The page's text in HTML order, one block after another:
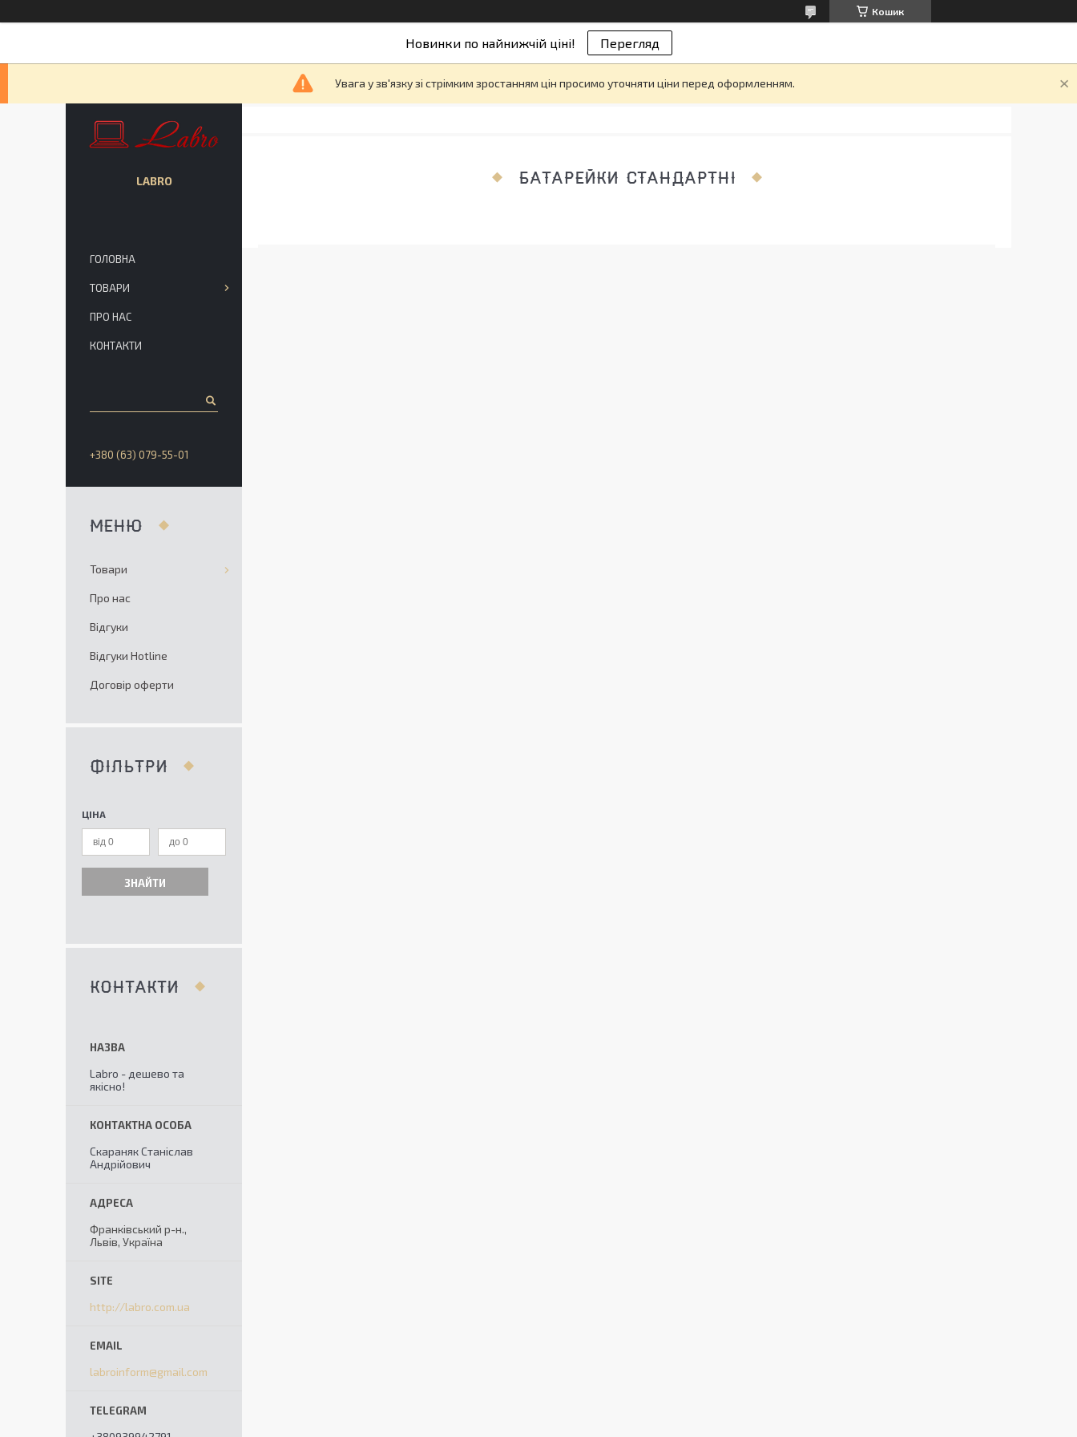
Кошик
Новинки по найнижчій ціні! Перегляд
Увага у зв'язку зі стрімким зростанням цін просимо уточняти ціни перед оформленням.
БАТАРЕЙКИ СТАНДАРТНІ
LABRO
ГОЛОВНА
ТОВАРИ
ПРО НАС
КОНТАКТИ
+380 (63) 079-55-01
Товари
Про нас
Відгуки
Відгуки Hotline
Договір оферти
ФІЛЬТРИ
ЦІНА
ЗНАЙТИ
КОНТАКТИ
Labro - дешево та
якісно!
Скараняк Станіслав
Андрійович
Франківський р-н.,
Львів, Україна
http://labro.com.ua
labroinform@gmail.com